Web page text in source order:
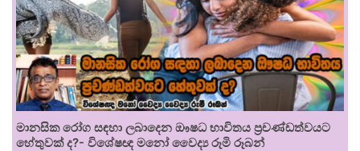
මානසික රෝග සඳහා ලබාදෙන ඖෂධ භාවිතය ප්‍රචණ්ඩත්වයට
හේතුවක් ද?- විශේෂඥ මනෝ වෛද්‍ය රූමි රූබන්